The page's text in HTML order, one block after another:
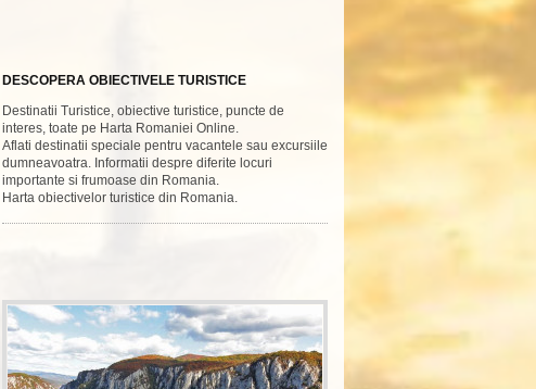
DESCOPERA OBIECTIVELE TURISTICE
Destinatii Turistice, obiective turistice, puncte de
interes, toate pe Harta Romaniei Online.
Aflati destinatii speciale pentru vacantele sau excursiile
dumneavoatra. Informatii despre diferite locuri
importante si frumoase din Romania.
Harta obiectivelor turistice din Romania.